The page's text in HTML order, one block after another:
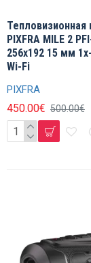
PIXFRA
Тепловизионная
PIXFRA MILE 2
256x192 15 мм
Wi-Fi
450.00€ 500.00€